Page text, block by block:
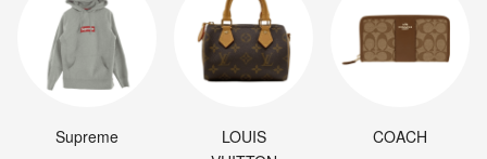
Supreme
LOUIS
COACH